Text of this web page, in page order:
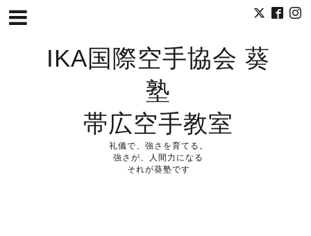
IKA国際空手協会 葵
塾
帯広空手教室
礼儀で、強さを育てる。
強さが、人間力になる
それが葵塾です